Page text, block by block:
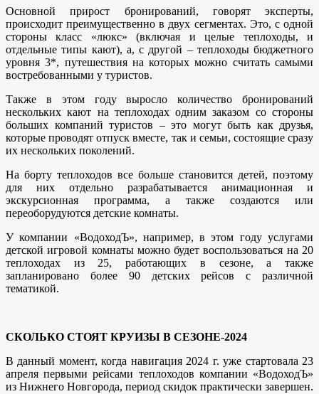
Основной прирост бронирований, говорят эксперты,
происходит преимущественно в двух сегментах. Это, с одной
стороны класс «люкс» (включая и целые теплоходы, и
отдельные типы кают), а, с другой – теплоходы бюджетного
уровня 3*, путешествия на которых можно считать самыми
востребованными у туристов.
Также в этом году выросло количество бронирований
нескольких кают на теплоходах одним заказом со стороны
больших компаний туристов – это могут быть как друзья,
которые проводят отпуск вместе, так и семьи, состоящие сразу
их нескольких поколений.
На борту теплоходов все больше становится детей, поэтому
для них отдельно разрабатывается анимационная и
экскурсионная программа, а также создаются или
переоборудуются детские комнаты.
У компании «ВодоходЪ», например, в этом году услугами
детской игровой комнаты можно будет воспользоваться на 20
теплоходах из 25, работающих в сезоне, а также
запланировано более 90 детских рейсов с различной
тематикой.
СКОЛЬКО СТОЯТ КРУИЗЫ В СЕЗОНЕ-2024
В данный момент, когда навигация 2024 г. уже стартовала 23
апреля первыми рейсами теплоходов компании «ВодоходЪ»
из Нижнего Новгорода, период скидок практически завершен.